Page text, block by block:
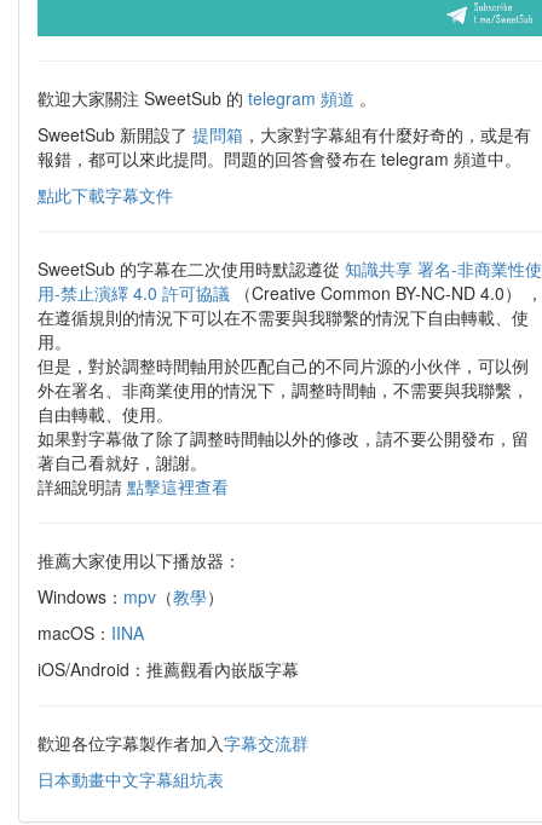
歡迎大家關注 SweetSub 的 telegram 頻道 。
SweetSub 新開設了 提問箱 ，大家對字幕組有什麼好奇的，或是有
報錯，都可以來此提問。問題的回答會發布在 telegram 頻道中。
點此下載字幕文件
SweetSub 的字幕在二次使用時默認遵從 知識共享 署名-非商業性使
用-禁止演繹 4.0 許可協議 （Creative Common BY-NC-ND 4.0） ，
在遵循規則的情況下可以在不需要與我聯繫的情況下自由轉載、使
用。
但是，對於調整時間軸用於匹配自己的不同片源的小伙伴，可以例
外在署名、非商業使用的情況下，調整時間軸，不需要與我聯繫，
自由轉載、使用。
如果對字幕做了除了調整時間軸以外的修改，請不要公開發布，留
著自己看就好，謝謝。
詳細說明請 點擊這裡查看
推薦大家使用以下播放器：
Windows： mpv （教學）
macOS： IINA
iOS/Android：推薦觀看內嵌版字幕
歡迎各位字幕製作者加入字幕交流群
日本動畫中文字幕組坑表